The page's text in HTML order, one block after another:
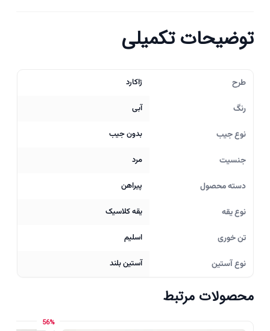
توضیحات تکمیلی
طرح ژاکارد
رنگ آبی
نوع جیب بدون جیب
جنسیت مرد
دسته محصول پیراهن
نوع یقه یقه کلاسیک
تن خوری اسلیم
نوع آستین آستین بلند
محصولات مرتبط
56%